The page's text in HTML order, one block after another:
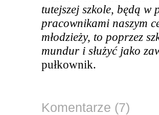
tutejszej szkole, będą w
pracownikami naszym
młodzieży, to poprzez
mundur i służyć jako
pułkownik.
Komentarze (7)